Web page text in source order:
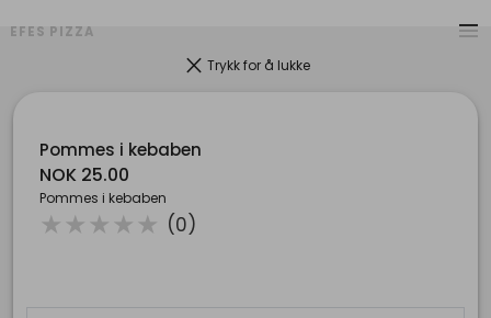
EFES PIZZA
menu
clear Trykk for å lukke
Pommes i kebaben
NOK 25.00
Pommes i kebaben
( )
★
( ) ★
( ) ★
( ) ★
( ) ★ (0)